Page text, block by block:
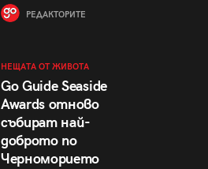
РЕДАКТОРИТЕ
НЕЩАТА ОТ ЖИВОТА
Go Guide Seaside
Awards отново
събират най-
доброто по
Черноморието